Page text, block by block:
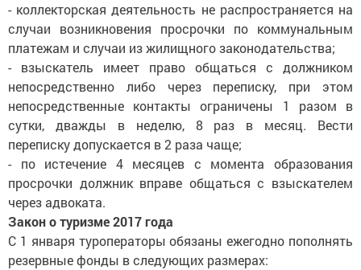
- коллекторская деятельность не распространяется на
случаи возникновения просрочки по коммунальным
платежам и случаи из жилищного законодательства;
- взыскатель имеет право общаться с должником
непосредственно либо через переписку, при этом
непосредственные контакты ограничены 1 разом в
сутки, дважды в неделю, 8 раз в месяц. Вести
переписку допускается в 2 раза чаще;
- по истечение 4 месяцев с момента образования
просрочки должник вправе общаться с взыскателем
через адвоката.
Закон о туризме 2017 года
С 1 января туроператоры обязаны ежегодно пополнять
резервные фонды в следующих размерах: